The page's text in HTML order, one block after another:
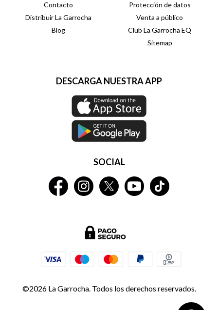
Contacto
Distribuir La Garrocha
Blog
Protección de datos
Venta a público
Club La Garrocha EQ
Sitemap
DESCARGA NUESTRA APP
SOCIAL
©2026 La Garrocha. Todos los derechos reservados.